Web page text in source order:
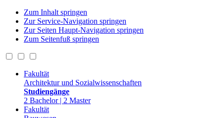
Zum Inhalt springen
Zur Service-Navigation springen
Zur Seiten Haupt-Navigation springen
Zum Seitenfuß springen
Fakultät
Architektur und Sozialwissenschaften
Studiengänge
2 Bachelor | 2 Master
Fakultät